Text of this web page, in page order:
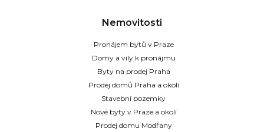
Nemovitosti
Pronájem bytů v Praze
Domy a vily k pronájmu
Byty na prodej Praha
Prodej domů Praha a okolí
Stavební pozemky
Nové byty v Praze a okolí
Prodej domu Modřany